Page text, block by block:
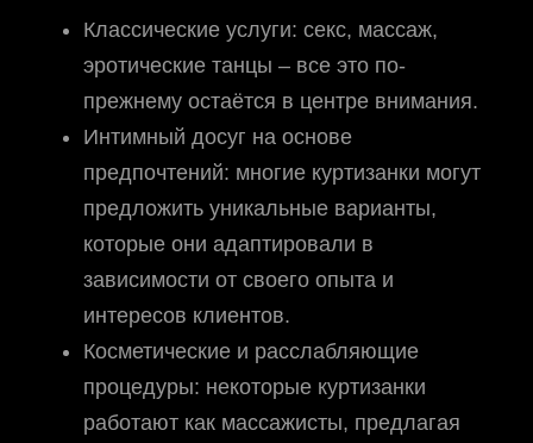
Классические услуги: секс, массаж,
эротические танцы – все это по-
прежнему остаётся в центре внимания.
Интимный досуг на основе
предпочтений: многие куртизанки могут
предложить уникальные варианты,
которые они адаптировали в
зависимости от своего опыта и
интересов клиентов.
Косметические и расслабляющие
процедуры: некоторые куртизанки
работают как массажисты, предлагая